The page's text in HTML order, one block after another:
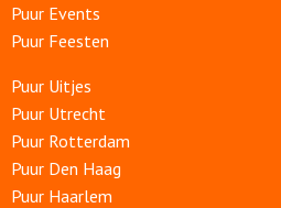
Puur Events
Puur Feesten
Puur Uitjes
Puur Utrecht
Puur Rotterdam
Puur Den Haag
Puur Haarlem